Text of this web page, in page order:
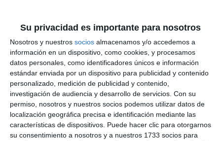
Su privacidad es importante para nosotros
Nosotros y nuestros socios almacenamos y/o accedemos a
información en un dispositivo, como cookies, y procesamos
datos personales, como identificadores únicos e información
estándar enviada por un dispositivo para publicidad y contenido
personalizado, medición de publicidad y contenido,
investigación de audiencia y desarrollo de servicios. Con su
permiso, nosotros y nuestros socios podemos utilizar datos de
localización geográfica precisa e identificación mediante las
características de dispositivos. Puede hacer clic para otorgarnos
su consentimiento a nosotros y a nuestros 1733 socios para